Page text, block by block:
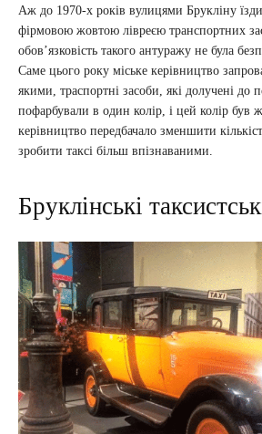
Аж до 1970-х років вулицями Брукліну
фірмовою жовтою лівреєю транспортних
обов’язковість такого антуражу не була
Саме цього року міське керівництво
якими, траспортні засоби, які долучені до
пофарбували в один колір, і цей колір був
керівництво передбачало зменшити
зробити таксі більш впізнаваними.
Бруклінські